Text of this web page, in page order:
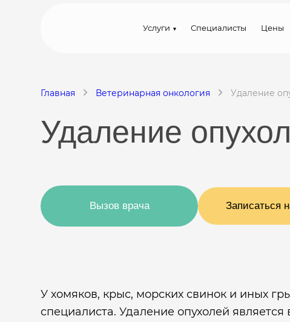
Услуги Специалисты Цены
Главная Ветеринарная онкология Удаление
Удаление
Вызов врача Записаться
У хомяков, крыс, морских свинок и иных
специалиста. Удаление опухолей